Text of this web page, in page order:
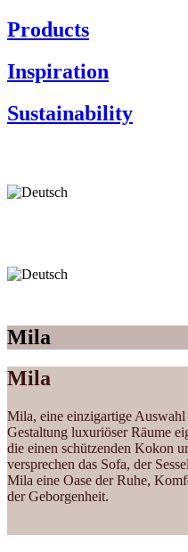
Products
Inspiration
Sustainability
Mila
Mila
Mila, eine einzigartige
Gestaltung luxuriöser Räume
die einen schützenden Kokon
versprechen das Sofa, der
Mila eine Oase der Ruhe,
der Geborgenheit.